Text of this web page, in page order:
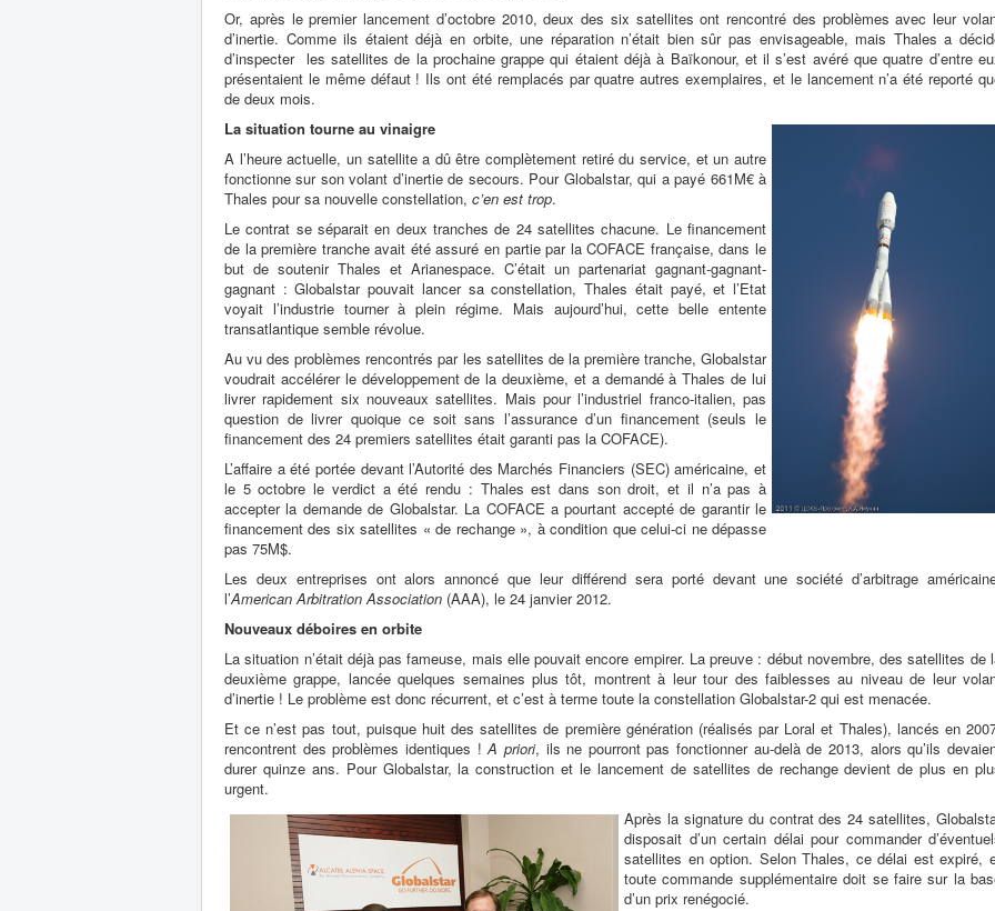
Or, après le premier lancement d’octobre 2010, deux des six satellites ont rencontré des problèmes avec leur
d’inertie. Comme ils étaient déjà en orbite, une réparation n’était bien sûr pas envisageable, mais Thales a
d’inspecter les satellites de la prochaine grappe qui étaient déjà à Baïkonour, et il s’est avéré que quatre d’entre
présentaient le même défaut ! Ils ont été remplacés par quatre autres exemplaires, et le lancement n’a été reporté
de deux mois.
La situation tourne au vinaigre
A l’heure actuelle, un satellite a dû être complètement retiré du service, et un autre
fonctionne sur son volant d’inertie de secours. Pour Globalstar, qui a payé 661M€ à
Thales pour sa nouvelle constellation, c’en est trop.
Le contrat se séparait en deux tranches de 24 satellites chacune. Le financement
de la première tranche avait été assuré en partie par la COFACE française, dans le
but de soutenir Thales et Arianespace. C’était un partenariat gagnant-gagnant-
gagnant : Globalstar pouvait lancer sa constellation, Thales était payé, et l’Etat
voyait l’industrie tourner à plein régime. Mais aujourd’hui, cette belle entente
transatlantique semble révolue.
Au vu des problèmes rencontrés par les satellites de la première tranche, Globalstar
voudrait accélérer le développement de la deuxième, et a demandé à Thales de lui
livrer rapidement six nouveaux satellites. Mais pour l’industriel franco-italien, pas
question de livrer quoique ce soit sans l’assurance d’un financement (seuls le
financement des 24 premiers satellites était garanti pas la COFACE).
L’affaire a été portée devant l’Autorité des Marchés Financiers (SEC) américaine, et
le 5 octobre le verdict a été rendu : Thales est dans son droit, et il n’a pas à
accepter la demande de Globalstar. La COFACE a pourtant accepté de garantir le
financement des six satellites « de rechange », à condition que celui-ci ne dépasse
pas 75M$.
Les deux entreprises ont alors annoncé que leur différend sera porté devant une société d’arbitrage
l’American Arbitration Association (AAA), le 24 janvier 2012.
Nouveaux déboires en orbite
La situation n’était déjà pas fameuse, mais elle pouvait encore empirer. La preuve : début novembre, des satellites de
deuxième grappe, lancée quelques semaines plus tôt, montrent à leur tour des faiblesses au niveau de leur
d’inertie ! Le problème est donc récurrent, et c’est à terme toute la constellation Globalstar-2 qui est menacée.
Et ce n’est pas tout, puisque huit des satellites de première génération (réalisés par Loral et Thales), lancés en
rencontrent des problèmes identiques !A priori, ils ne pourront pas fonctionner au-delà de 2013, alors qu’ils
durer quinze ans. Pour Globalstar, la construction et le lancement de satellites de rechange devient de plus en
urgent.
Après la signature du contrat des 24 satellites,
disposait d’un certain délai pour commander
satellites en option. Selon Thales, ce délai est expiré,
toute commande supplémentaire doit se faire sur la
d’un prix renégocié.